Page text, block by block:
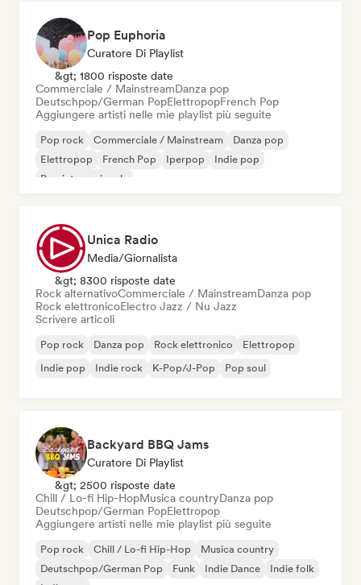
Pop Euphoria
Curatore Di Playlist
&gt; 1800 risposte date
Commerciale / MainstreamDanza pop
Deutschpop/German PopElettropopFrench Pop
Aggiungere artisti nelle mie playlist più seguite
Pop rock Commerciale / Mainstream
Danza pop
Elettropop
French Pop Iperpop
Indie pop
Pop internazionale
Unica Radio
Media/Giornalista
&gt; 8300 risposte date
Rock alternativoCommerciale / MainstreamDanza pop
Rock elettronicoElectro Jazz / Nu Jazz
Scrivere articoli
Pop rock Danza pop Rock elettronico
Elettropop
Indie pop
Indie rock K-Pop/J-Pop Pop soul
Backyard BBQ Jams
Curatore Di Playlist
&gt; 2500 risposte date
Chill / Lo-fi Hip-HopMusica countryDanza pop
Deutschpop/German PopElettropop
Aggiungere artisti nelle mie playlist più seguite
Pop rock Chill / Lo-fi Hip-Hop
Musica country
Deutschpop/German Pop
Funk Indie Dance
Indie folk